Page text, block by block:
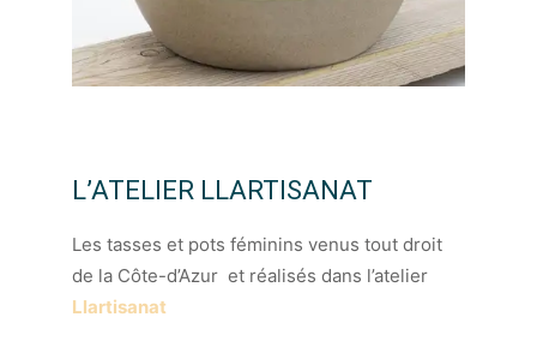
L’ATELIER LLARTISANAT
Les tasses et pots féminins venus tout droit
de la Côte-d’Azur et réalisés dans l’atelier
Llartisanat